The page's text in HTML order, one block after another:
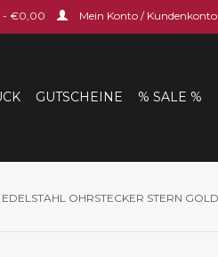
- €0,00 Mein Konto /
GUTSCHEINE % SALE %
EDELSTAHL OHRSTECKER STERN